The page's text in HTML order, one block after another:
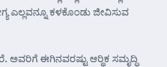
ಎಲ್ಲವನ್ನೂ ಕಳಕೊಂಡು ಜೀವಿಸುವ
ಅವರಿಗೆ ಈಗಿನವರಷ್ಟು ಆರ್‍ಥಿಕ ಸಮೃದ್ಧಿ